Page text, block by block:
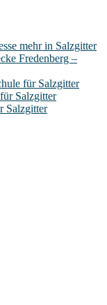
mehr in Salzgitter
Fredenberg –
für Salzgitter
Salzgitter
Salzgitter